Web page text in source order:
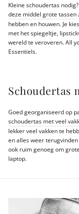
Kleine schoudertas
deze middel grote tassen
hebben en houwen. Je
met het spiegeltje,
wereld te veroveren. All
Essentiels.
Schoudertas
Goed georganiseerd op
schoudertas met veel
lekker veel vakken te
en alles weer
ook ruim genoeg om
laptop.